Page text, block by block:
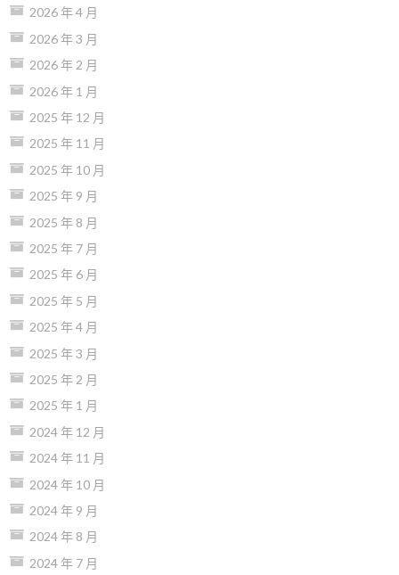
2026 年 4 月
2026 年 3 月
2026 年 2 月
2026 年 1 月
2025 年 12 月
2025 年 11 月
2025 年 10 月
2025 年 9 月
2025 年 8 月
2025 年 7 月
2025 年 6 月
2025 年 5 月
2025 年 4 月
2025 年 3 月
2025 年 2 月
2025 年 1 月
2024 年 12 月
2024 年 11 月
2024 年 10 月
2024 年 9 月
2024 年 8 月
2024 年 7 月